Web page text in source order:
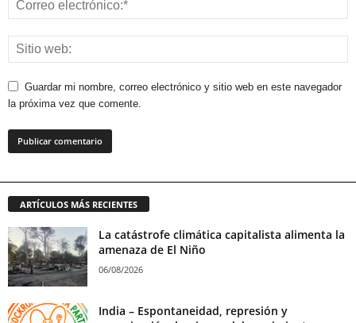
Guardar mi nombre, correo electrónico y sitio web en este navegador
la próxima vez que comente.
ARTÍCULOS MÁS RECIENTES
La catástrofe climática capitalista alimenta la
amenaza de El Niño
06/08/2026
India – Espontaneidad, represión y